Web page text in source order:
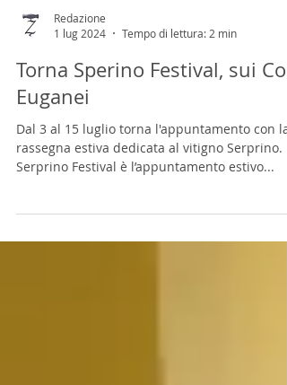
Redazione
1 lug 2024
Torna Sperino Festival, sui
Euganei
rassegna estiva dedicata al vitigno Serprino.
Serprino Festival è l’appuntamento estivo...